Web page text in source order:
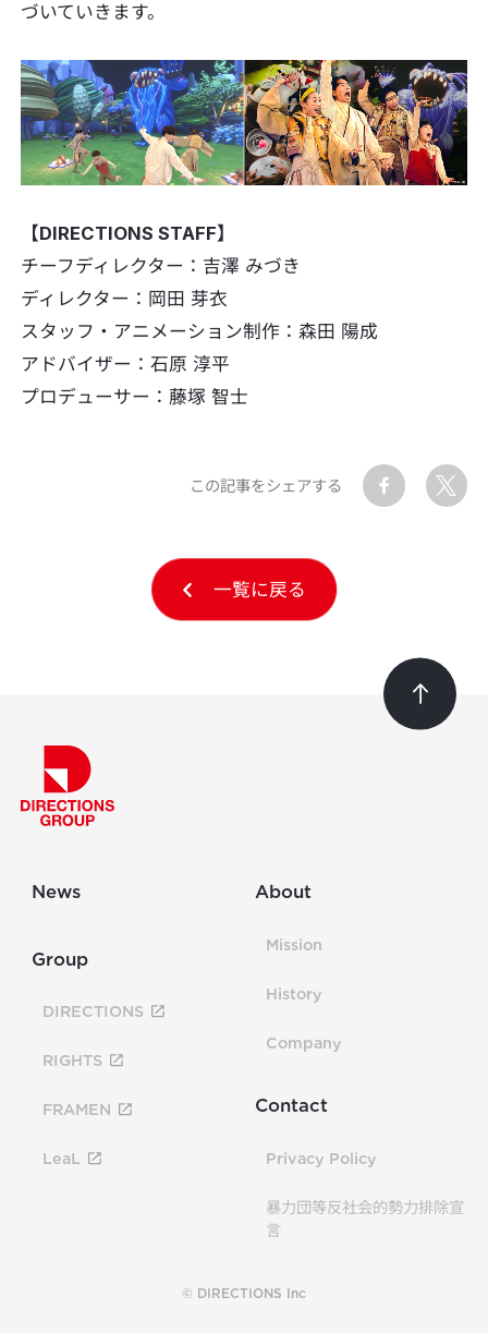
づいていきます。
【DIRECTIONS STAFF】
チーフディレクター：吉澤 みづき
ディレクター：岡田 芽衣
スタッフ・アニメーション制作：森田 陽成
アドバイザー：石原 淳平
プロデューサー：藤塚 智士
この記事をシェアする
一覧に戻る
News
Group
DIRECTIONS
RIGHTS
FRAMEN
LeaL
About
Mission
History
Company
Contact
Privacy Policy
暴力団等反社会的勢力排除宣
言
© DIRECTIONS Inc